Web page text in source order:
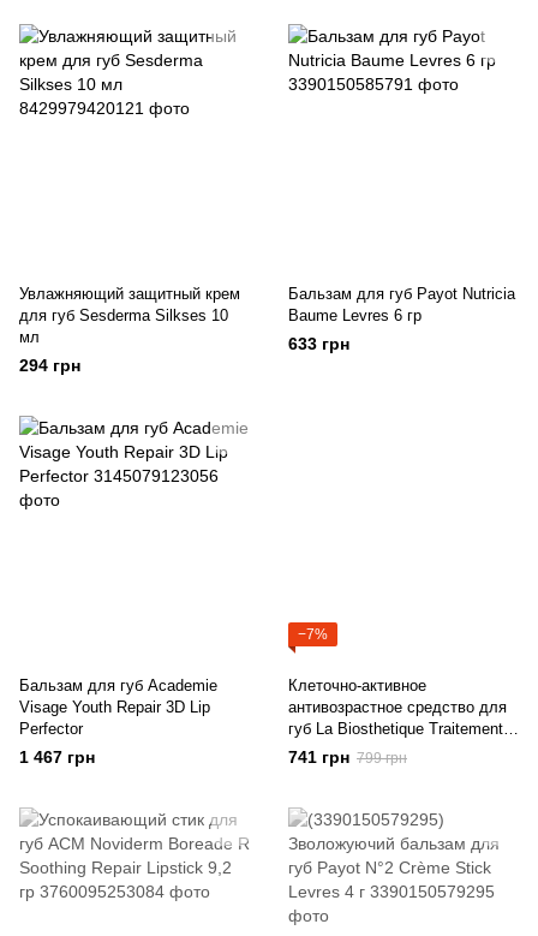
Увлажняющий защитный крем
для губ Sesderma Silkses 10
мл
294 грн
Бальзам для губ Payot Nutricia
Baume Levres 6 гр
633 грн
Бальзам для губ Academie
Visage Youth Repair 3D Lip
Perfector
1 467 грн
−7%
Клеточно-активное
антивозрастное средство для
губ La Biosthetique Traitement
Lèvres 15 мл
741 грн 799 грн